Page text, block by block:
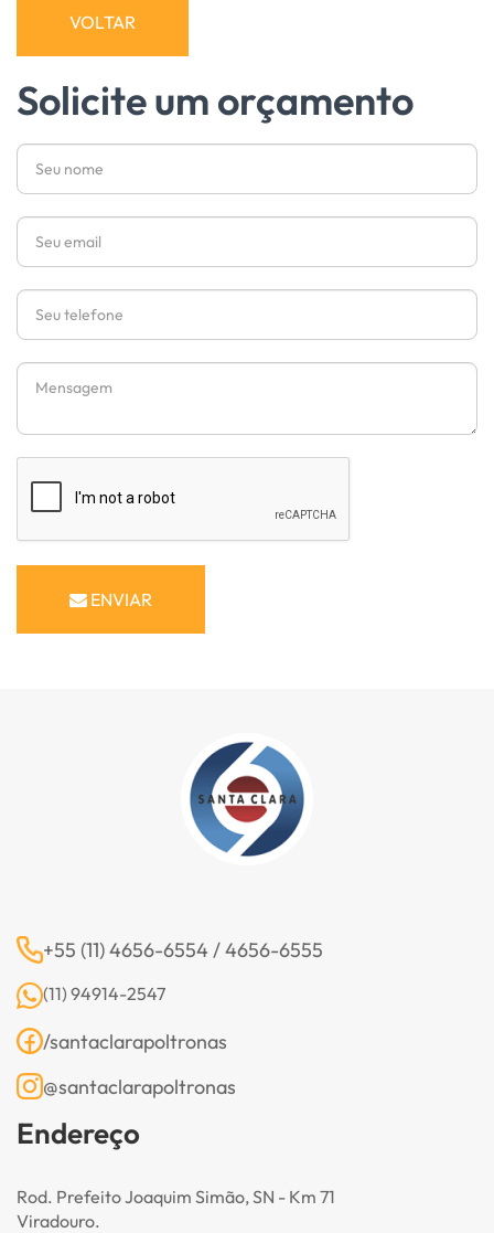
VOLTAR
Solicite um orçamento
Nome
Email
Telefone
Mensagem
ENVIAR
+55 (11) 4656-6554 / 4656-6555
(11) 94914-2547
/santaclarapoltronas
@santaclarapoltronas
Endereço
Rod. Prefeito Joaquim Simão, SN - Km 71
Viradouro.